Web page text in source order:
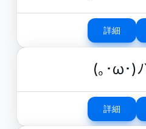
詳細
(｡･ω･)
詳細